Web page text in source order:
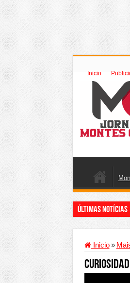
Inicio
Últimas Notícias
Inicio »